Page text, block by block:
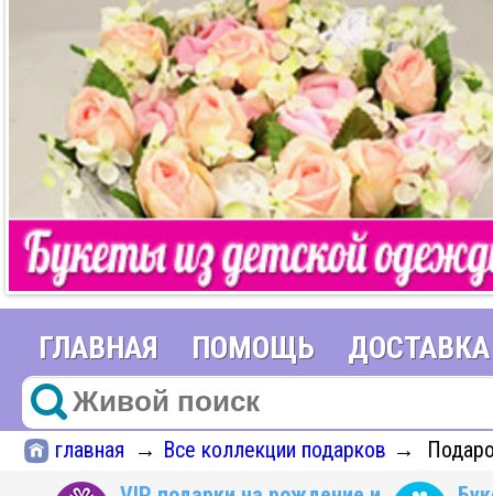
ГЛАВНАЯ ПОМОЩЬ ДОСТАВКА
главная → Все коллекции подарков →